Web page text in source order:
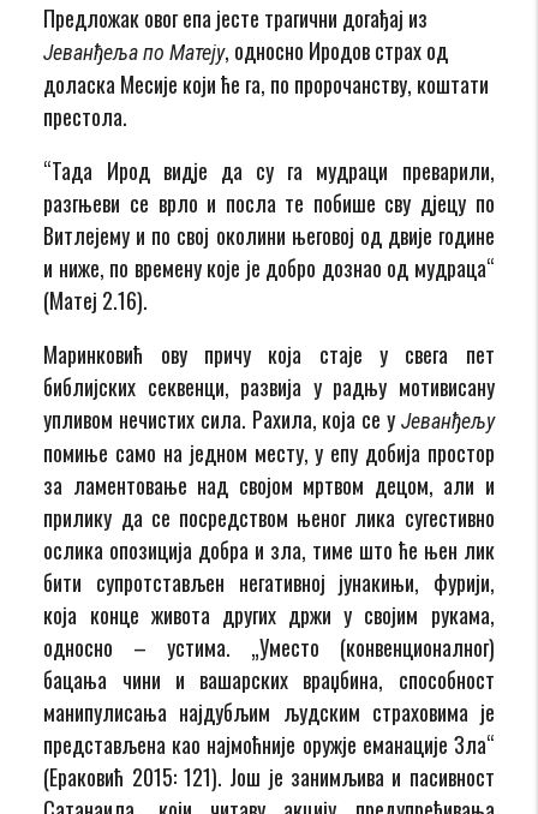
Предложак овог епа јесте трагични догађај из
Јеванђеља по Матеју, односно Иродов страх од
доласка Месије који ће га, по пророчанству, коштати
престола.
“Тада Ирод видје да су га мудраци преварили,
разгњеви се врло и посла те побише сву дјецу по
Витлејему и по свој околини његовој од двије године
и ниже, по времену које је добро дознао од мудраца“
(Матеј 2.16).
Маринковић ову причу која стаје у свега пет
библијских секвенци, развија у радњу мотивисану
упливом нечистих сила. Рахила, која се у Јеванђељу
помиње само на једном месту, у епу добија простор
за ламентовање над својом мртвом децом, али и
прилику да се посредством њеног лика сугестивно
ослика опозиција добра и зла, тиме што ће њен лик
бити супротстављен негативној јунакињи, фурији,
која конце живота других држи у својим рукама,
односно – устима. „Уместо (конвенционалног)
бацања чини и вашарских враџбина, способност
манипулисања најдубљим људским страховима је
представљена као најмоћније оружје еманације Зла“
(Ераковић 2015: 121). Још је занимљива и пасивност